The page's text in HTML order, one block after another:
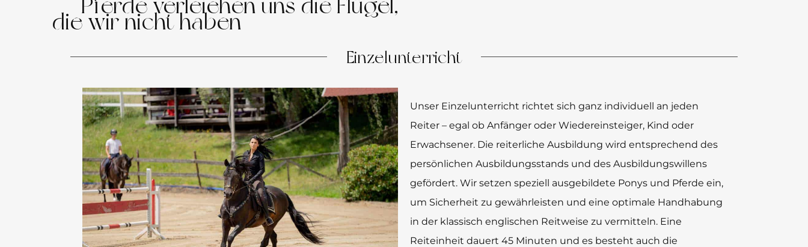
die wir nicht haben
Einzelunterricht
Unser Einzelunterricht richtet sich ganz individuell an jeden
Reiter – egal ob Anfänger oder Wiedereinsteiger, Kind oder
Erwachsener. Die reiterliche Ausbildung wird entsprechend des
persönlichen Ausbildungsstands und des Ausbildungswillens
gefördert. Wir setzen speziell ausgebildete Ponys und Pferde ein,
um Sicherheit zu gewährleisten und eine optimale Handhabung
in der klassisch englischen Reitweise zu vermitteln. Eine
Reiteinheit dauert 45 Minuten und es besteht auch die